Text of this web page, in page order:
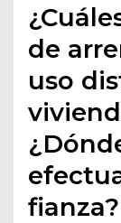
de
uso